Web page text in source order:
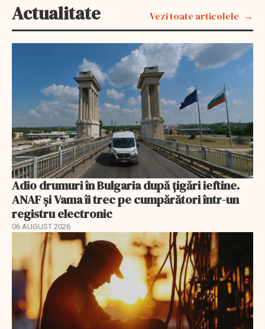
Actualitate Vezi toate articolele
Adio drumuri în Bulgaria după țigări ieftine.
ANAF și Vama îi trec pe cumpărători într-un
registru electronic
06 AUGUST 2026